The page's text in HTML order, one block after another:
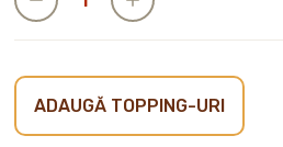
ADAUGĂ TOPPING-URI